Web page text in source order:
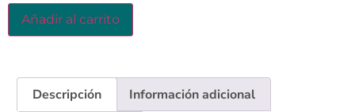
Añadir al carrito
Descripción
Información adicional